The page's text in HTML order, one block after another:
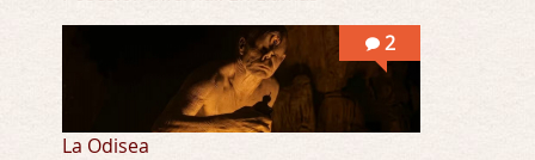
2
La Odisea